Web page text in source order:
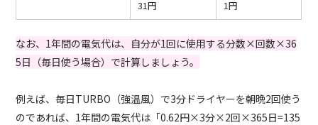
31円 1円
なお、1年間の電気代は、自分が1回に使用する分数×回数×36
5日（毎日使う場合）で計算しましょう。
例えば、毎日TURBO（強温風）で3分ドライヤーを朝晩2回使う
のであれば、1年間の電気代は「0.62円×3分×2回×365日=135